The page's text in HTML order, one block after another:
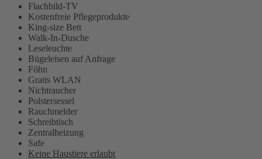
Flachbild-TV
Kostenfreie Pflegeprodukte
King-size Bett
Walk-In-Dusche
Leseleuchte
Bügeleisen auf Anfrage
Föhn
Gratis WLAN
Nichtraucher
Polstersessel
Rauchmelder
Schreibtisch
Zentralheizung
Safe
Keine Haustiere erlaubt